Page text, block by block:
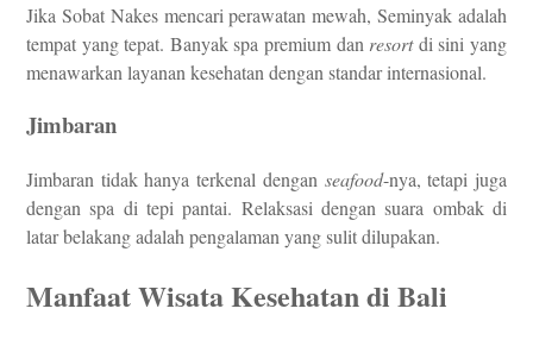
Jika Sobat Nakes mencari perawatan mewah, Seminyak adalah
tempat yang tepat. Banyak spa premium dan resortdi sini yang
menawarkan layanan kesehatan dengan standar internasional.
Jimbaran
Jimbaran tidak hanya terkenal dengan seafood-nya, tetapi juga
dengan spa di tepi pantai. Relaksasi dengan suara ombak di
latar belakang adalah pengalaman yang sulit dilupakan.
Manfaat Wisata Kesehatan di Bali